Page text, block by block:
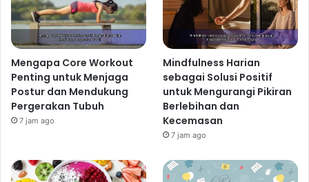
Mengapa Core Workout
Penting untuk Menjaga
Postur dan Mendukung
Pergerakan Tubuh
7 jam ago
Mindfulness Harian
sebagai Solusi Positif
untuk Mengurangi Pikiran
Berlebihan dan
Kecemasan
7 jam ago